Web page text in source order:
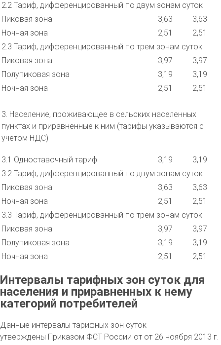
2.2 Тариф, дифференцированный по двум зонам суток
Пиковая зона
3,63
3,63
Ночная зона
2,51
2,51
2.3 Тариф, дифференцированный по трем зонам суток
Пиковая зона
3,97
3,97
Полупиковая зона
3,19
3,19
Ночная зона
2,51 2,51
3. Население, проживающее в сельских населенных
пунктах и приравненные к ним (тарифы указываются с
учетом НДС)
3.1 Одноставочный тариф 3,19
3,19
3.2 Тариф, дифференцированный по двум зонам суток
Пиковая зона
3,63
3,63
Ночная зона
2,51
2,51
3.3 Тариф, дифференцированный по трем зонам суток
Пиковая зона
3,97
3,97
Полупиковая зона
3,19
3,19
Ночная зона
2,51 2,51
Интервалы тарифных зон суток для
населения и приравненных к нему
категорий потребителей
Данные интервалы тарифных зон суток
утверждены Приказом ФСТ России от от 26 ноября 2013 г.